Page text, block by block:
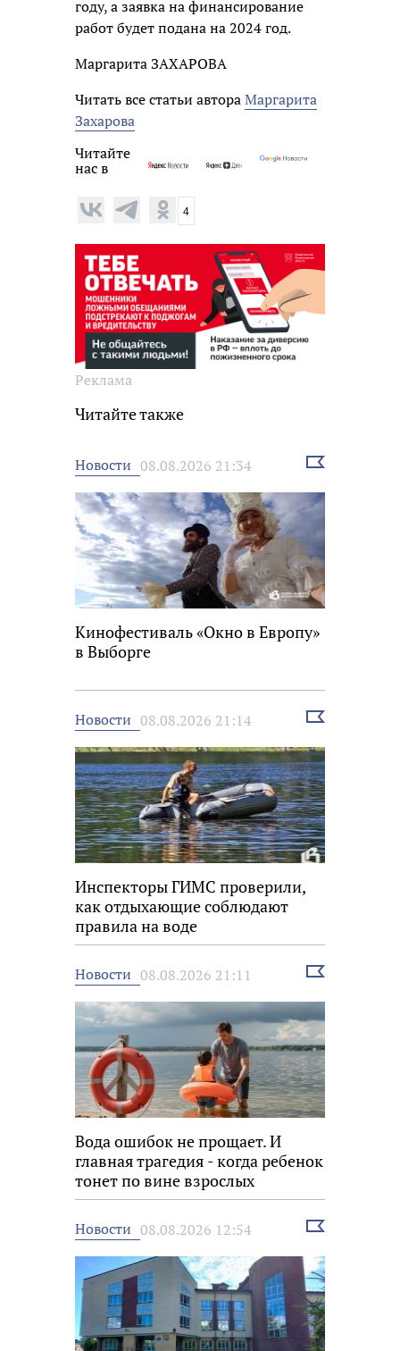
году, а заявка на финансирование
работ будет подана на 2024 год.
Маргарита ЗАХАРОВА
Читать все статьи автораМаргарита
Захарова
Читайте
нас в
4
Реклама
Читайте также
Новости 08.08.2026 21:34
Выбрать
Кинофестиваль «Окно в Европу»
в Выборге
Новости 08.08.2026 21:14
Выбрать
Инспекторы ГИМС проверили,
как отдыхающие соблюдают
правила на воде
Новости 08.08.2026 21:11
Выбрать
Вода ошибок не прощает. И
главная трагедия - когда ребенок
тонет по вине взрослых
Новости 08.08.2026 12:54
Выбрать